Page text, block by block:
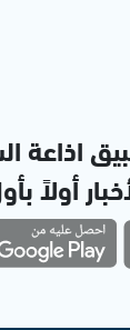
أولاً